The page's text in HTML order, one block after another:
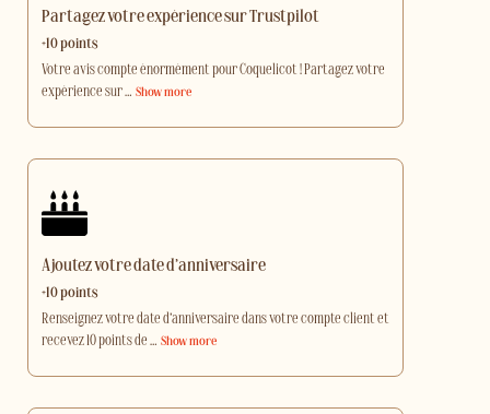
Partagez votre expérience sur Trustpilot
+10 points
Votre avis compte énormément pour Coquelicot ! Partagez votre
expérience sur… Show more
Ajoutez votre date d’anniversaire
+10 points
Renseignez votre date d’anniversaire dans votre compte client et
recevez 10 points de … Show more